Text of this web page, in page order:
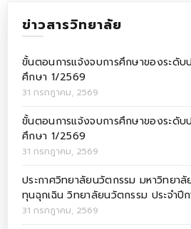
ข่าวสารวิทยาลัย
ขั้นตอนการแจ้งจบการศึกษาของระดั
ศึกษา 1/2569
31 กรกฎาคม, 2569
ขั้นตอนการแจ้งจบการศึกษาของระดั
ศึกษา 1/2569
31 กรกฎาคม, 2569
ประกาศวิทยาลัยนวัตกรรม มหาวิทยาลั
ทุนฉุกเฉิน วิทยาลัยนวัตกรรม ประจำปี
31 กรกฎาคม, 2569